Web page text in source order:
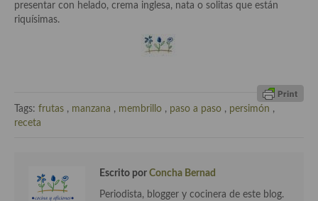
Cocina Alemana
Cocina de la Republica Checa
presentar con helado, crema inglesa, nata o solitas que están
riquísimas.
Tags: frutas , manzana , membrillo , paso a paso , persimón ,
receta
Escrito por Concha Bernad
Periodista, blogger y cocinera de este blog.